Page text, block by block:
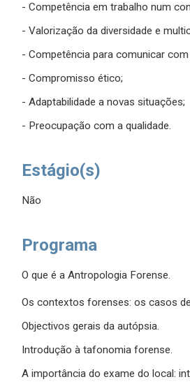
- Competência em trabalho num
- Valorização da diversidade e
- Competência para comunicar
- Compromisso ético;
- Adaptabilidade a novas situações;
- Preocupação com a qualidade.
Estágio(s)
Não
Programa
O que é a Antropologia Forense.
Os contextos forenses: os casos
Objectivos gerais da autópsia.
Introdução à tafonomia forense.
A importância do exame do local: